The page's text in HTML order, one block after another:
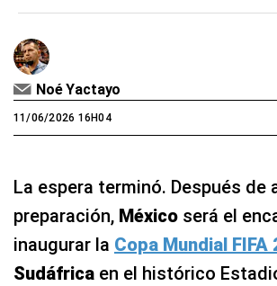
Noé Yactayo
11/06/2026 16H04
La espera terminó. Después de
preparación, México será el
inaugurar la Copa Mundial FIFA
Sudáfrica en el histórico